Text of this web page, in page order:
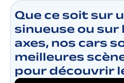
Que ce soit sur
sinueuse ou
axes, nos cars
meilleures
pour découvrir